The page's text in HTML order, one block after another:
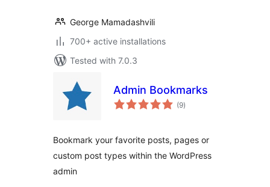
George Mamadashvili
700+ active installations
Tested with 7.0.3
Admin Bookmarks
(9total
ratings
)
Bookmark your favorite posts, pages or
custom post types within the WordPress
admin